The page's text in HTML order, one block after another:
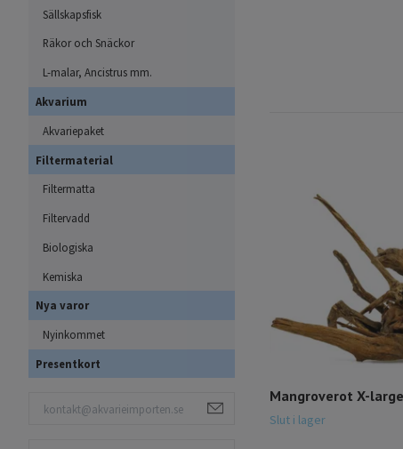
Sällskapsfisk
Räkor och Snäckor
L-malar, Ancistrus mm.
Akvarium
Akvariepaket
Filtermaterial
Filtermatta
Filtervadd
Biologiska
Kemiska
Nya varor
Nyinkommet
Presentkort
Mangroverot X-
Slut i lager